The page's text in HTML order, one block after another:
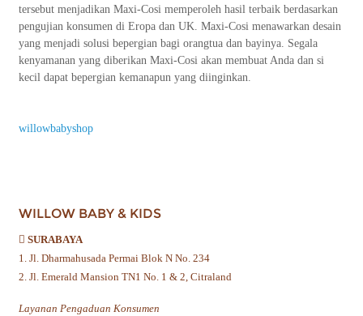
tersebut menjadikan Maxi-Cosi memperoleh hasil terbaik berdasarkan
pengujian konsumen di Eropa dan UK. Maxi-Cosi menawarkan desain
yang menjadi solusi bepergian bagi orangtua dan bayinya. Segala
kenyamanan yang diberikan Maxi-Cosi akan membuat Anda dan si
kecil dapat bepergian kemanapun yang diinginkan.
willowbabyshop
WILLOW BABY & KIDS
SURABAYA
1. Jl. Dharmahusada Permai Blok N No. 234
2. Jl. Emerald Mansion TN1 No. 1 & 2, Citraland
Layanan Pengaduan Konsumen